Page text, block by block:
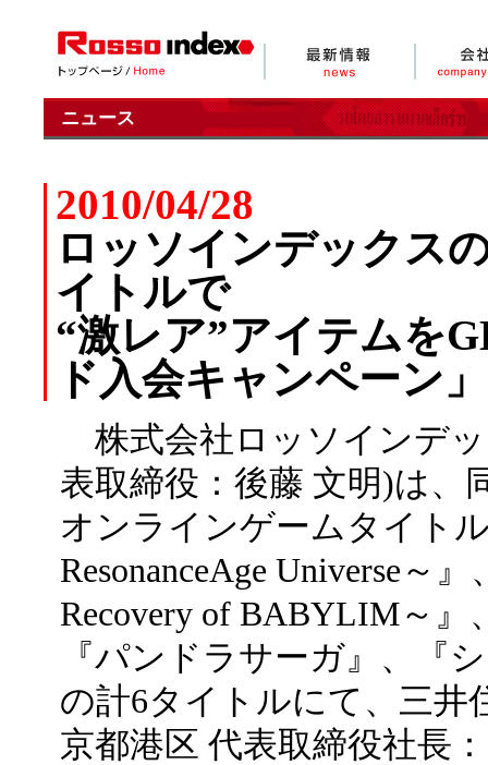
ニュース
2010/04/28
ロッソインデックス
イトルで
“激レア”アイテムを
ド入会キャンペーン
株式会社ロッソインデ
表取締役：後藤 文明)は、
オンラインゲームタイト
ResonanceAge Universe～
Recovery of BABYLIM～
『パンドラサーガ』、『
の計6タイトルにて、三井
京都港区 代表取締役社長